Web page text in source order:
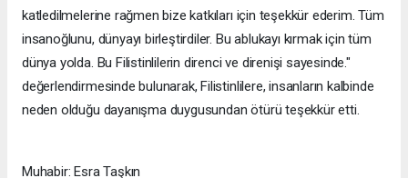
katledilmelerine rağmen bize katkıları için teşekkür ederim. Tüm
insanoğlunu, dünyayı birleştirdiler. Bu ablukayı kırmak için tüm
dünya yolda. Bu Filistinlilerin direnci ve direnişi sayesinde."
değerlendirmesinde bulunarak, Filistinlilere, insanların kalbinde
neden olduğu dayanışma duygusundan ötürü teşekkür etti.
Muhabir: Esra Taşkın